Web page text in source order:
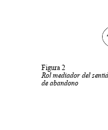
Figura 2
Rol mediador del
de abandono